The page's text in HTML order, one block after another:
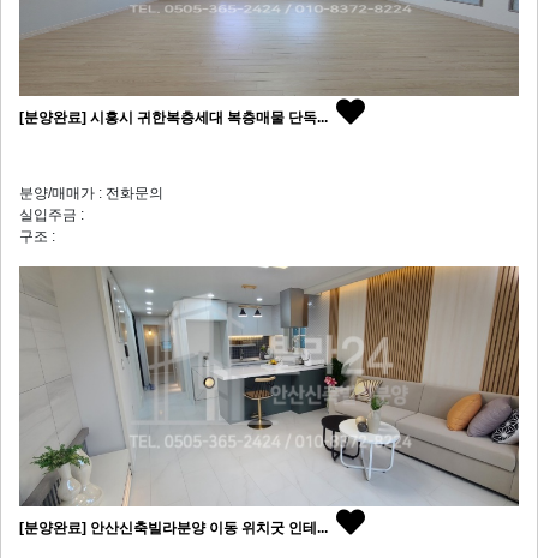
[분양완료] 시흥시 귀한복층세대 복층매물 단독...
분양/매매가 : 전화문의
실입주금 :
구조 :
[분양완료] 안산신축빌라분양 이동 위치굿 인테...